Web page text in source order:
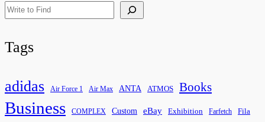
Tags
adidas Air Force 1 Air Max ANTA ATMOS Books
Business COMPLEX Custom eBay Exhibition Farfetch Fila